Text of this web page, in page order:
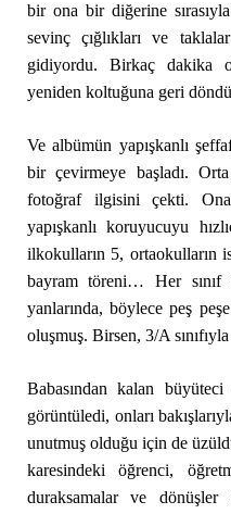
bir ona bir diğerine
sevinç çığlıkları ve
gidiyordu. Birkaç dakika
yeniden koltuğuna geri
Ve albümün yapışkanlı
bir çevirmeye başladı.
fotoğraf ilgisini çekti.
yapışkanlı koruyucuyu
ilkokulların 5, ortaokulların
bayram töreni… Her sınıf
yanlarında, böylece peş
oluşmuş. Birsen, 3/A
Babasından kalan
görüntüledi, onları
unutmuş olduğu için de
karesindeki öğrenci,
duraksamalar ve dönüşler